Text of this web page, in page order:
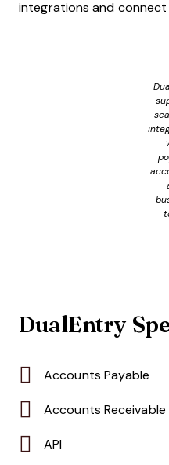
integrations and
DualEntry
Accounts Payable
Accounts Receivable
API